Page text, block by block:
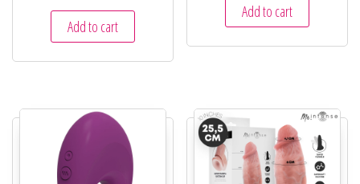
Add to cart
Add to cart